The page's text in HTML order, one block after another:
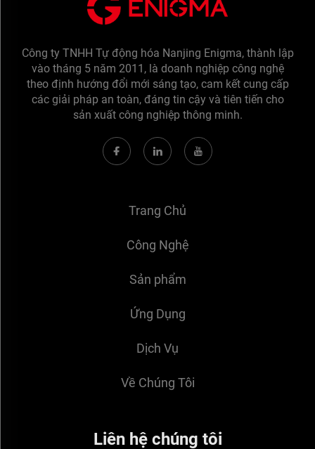
Công ty TNHH Tự động hóa Nanjing Enigma, thành lập
vào tháng 5 năm 2011, là doanh nghiệp công nghệ
theo định hướng đổi mới sáng tạo, cam kết cung cấp
các giải pháp an toàn, đáng tin cậy và tiên tiến cho
sản xuất công nghiệp thông minh.
Trang Chủ
Công Nghệ
Sản phẩm
Ứng Dụng
Dịch Vụ
Về Chúng Tôi
Liên hệ chúng tôi